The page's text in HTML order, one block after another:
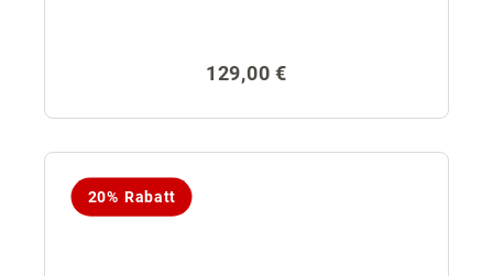
Regulärer Preis:
129,00 €
20% Rabatt